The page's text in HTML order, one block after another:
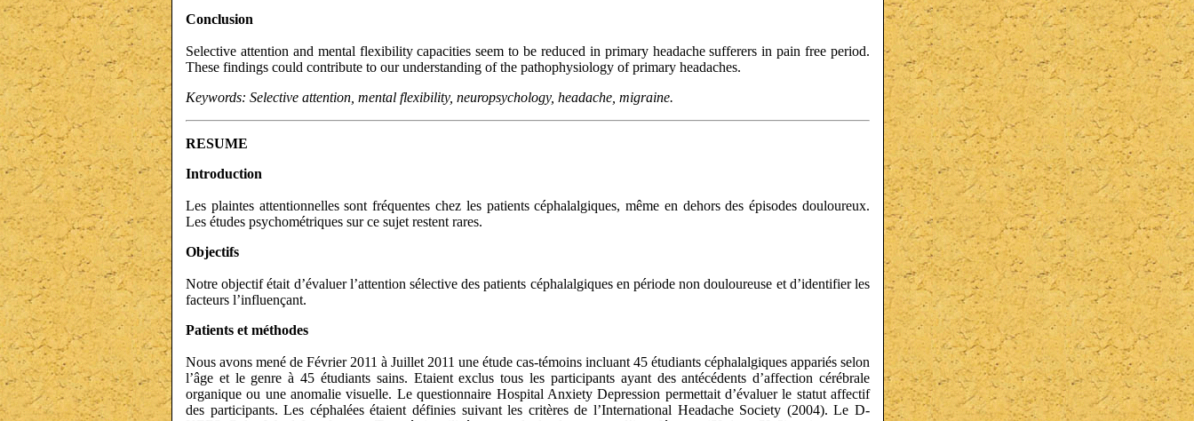
Conclusion
Selective attention and mental flexibility capacities seem to be reduced in primary headache sufferers in pain free period.
These findings could contribute to our understanding of the pathophysiology of primary headaches.
Keywords: Selective attention, mental flexibility, neuropsychology, headache, migraine.
RESUME
Introduction
Les plaintes attentionnelles sont fréquentes chez les patients céphalalgiques, même en dehors des épisodes douloureux.
Les études psychométriques sur ce sujet restent rares.
Objectifs
Notre objectif était d’évaluer l’attention sélective des patients céphalalgiques en période non douloureuse et d’identifier les
facteurs l’influençant.
Patients et méthodes
Nous avons mené de Février 2011 à Juillet 2011 une étude cas-témoins incluant 45 étudiants céphalalgiques appariés selon
l’âge et le genre à 45 étudiants sains. Etaient exclus tous les participants ayant des antécédents d’affection cérébrale
organique ou une anomalie visuelle. Le questionnaire Hospital Anxiety Depression permettait d’évaluer le statut affectif
des participants. Les céphalées étaient définies suivant les critères de l’International Headache Society (2004). Le D-